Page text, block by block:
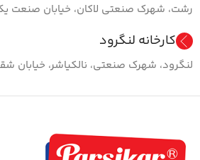
رشت، شهرک صنعتی لاکان، خیابان صنعت
کارخانه لنگرود
لنگرود، شهرک صنعتی، نالکیاشر، خیابان